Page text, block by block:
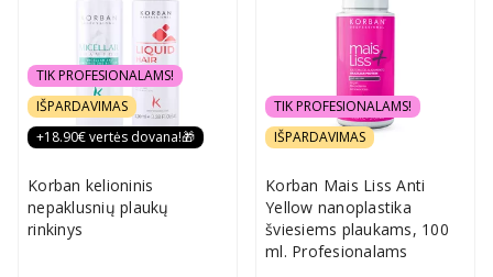
TIK PROFESIONALAMS!
IŠPARDAVIMAS
+18.90€ vertės dovana!🎁
Korban kelioninis
nepaklusnių plaukų
rinkinys
TIK PROFESIONALAMS!
IŠPARDAVIMAS
Korban Mais Liss Anti
Yellow nanoplastika
šviesiems plaukams, 100
ml. Profesionalams